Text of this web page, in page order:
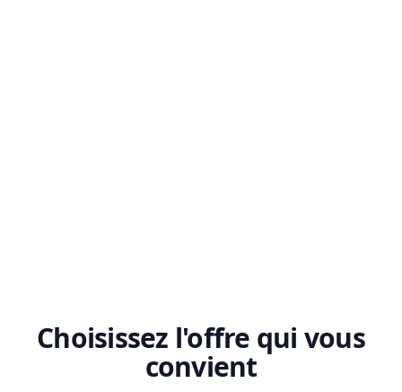
Choisissez l'offre qui vous
convient